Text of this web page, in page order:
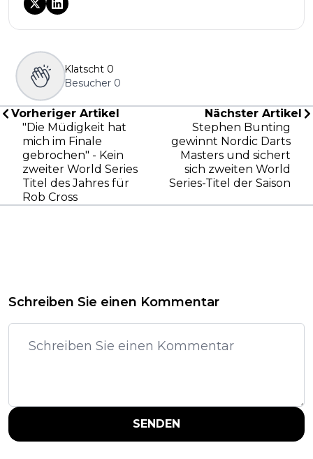
Klatscht 0
Besucher 0
Vorheriger Artikel
"Die Müdigkeit hat
mich im Finale
gebrochen" - Kein
zweiter World Series
Titel des Jahres für
Rob Cross
Nächster Artikel
Stephen Bunting
gewinnt Nordic Darts
Masters und sichert
sich zweiten World
Series-Titel der Saison
Schreiben Sie einen Kommentar
SENDEN